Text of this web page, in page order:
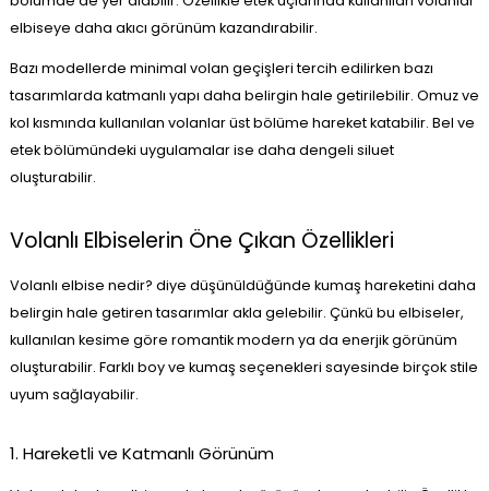
elbiseye daha akıcı görünüm kazandırabilir.
Bazı modellerde minimal volan geçişleri tercih edilirken bazı
tasarımlarda katmanlı yapı daha belirgin hale getirilebilir. Omuz ve
kol kısmında kullanılan volanlar üst bölüme hareket katabilir. Bel ve
etek bölümündeki uygulamalar ise daha dengeli siluet
oluşturabilir.
Volanlı Elbiselerin Öne Çıkan Özellikleri
Volanlı elbise nedir? diye düşünüldüğünde kumaş hareketini daha
belirgin hale getiren tasarımlar akla gelebilir. Çünkü bu elbiseler,
kullanılan kesime göre romantik modern ya da enerjik görünüm
oluşturabilir. Farklı boy ve kumaş seçenekleri sayesinde birçok stile
uyum sağlayabilir.
1. Hareketli ve Katmanlı Görünüm